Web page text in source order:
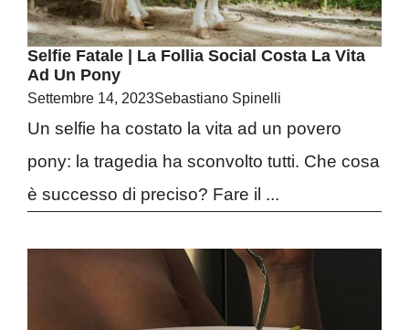
Selfie Fatale | La Follia Social Costa La Vita
Ad Un Pony
Settembre 14, 2023Sebastiano Spinelli
Un selfie ha costato la vita ad un povero
pony: la tragedia ha sconvolto tutti. Che cosa
è successo di preciso? Fare il ...